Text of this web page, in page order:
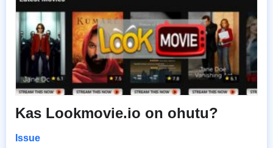
Kas Lookmovie.io on ohutu?
Issue